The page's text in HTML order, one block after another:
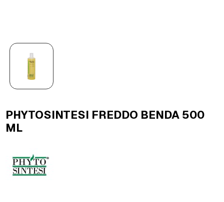
PHYTOSINTESI FREDDO BENDA 500
ML